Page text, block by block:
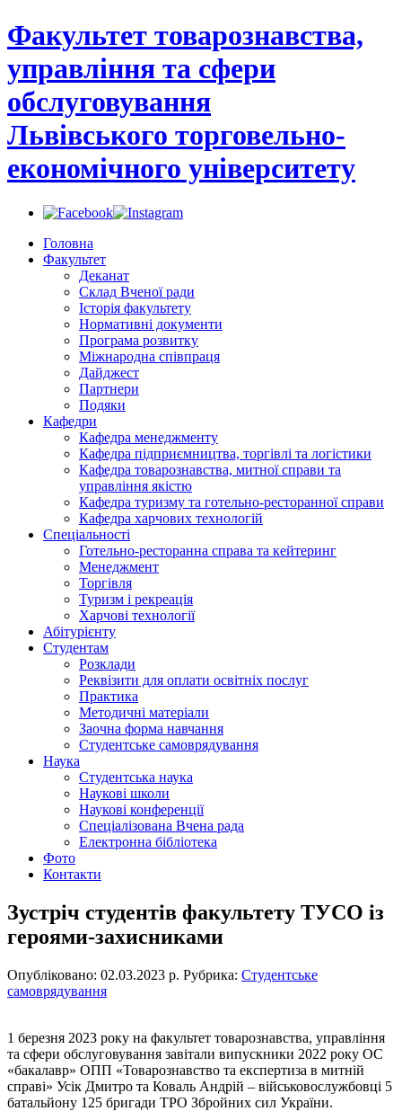
Факультет товарознавства,
управління та сфери
обслуговування
Львівського торговельно-
економічного університету
Головна
Факультет
Деканат
Склад Вченої ради
Історія факультету
Нормативні документи
Програма розвитку
Міжнародна співпраця
Дайджест
Партнери
Подяки
Кафедри
Кафедра менеджменту
Кафедра підприємництва, торгівлі та логістики
Кафедра товарознавства, митної справи та
управління якістю
Кафедра туризму та готельно-ресторанної справи
Кафедра харчових технологій
Спеціальності
Готельно-ресторанна справа та кейтеринг
Менеджмент
Торгівля
Туризм і рекреація
Харчові технології
Абітурієнту
Студентам
Розклади
Реквізити для оплати освітніх послуг
Практика
Методичні матеріали
Заочна форма навчання
Студентське самоврядування
Наука
Студентська наука
Наукові школи
Наукові конференції
Спеціалізована Вчена рада
Електронна бібліотека
Фото
Контакти
Зустріч студентів факультету ТУСО із
героями-захисниками
Опубліковано: 02.03.2023 р. Рубрика: Студентське
самоврядування
1 березня 2023 року на факультет товарознавства, управління
та сфери обслуговування завітали випускники 2022 року ОС
«бакалавр» ОПП «Товарознавство та експертиза в митній
справі» Усік Дмитро та Коваль Андрій – військовослужбовці 5
батальйону 125 бригади ТРО Збройних сил України.